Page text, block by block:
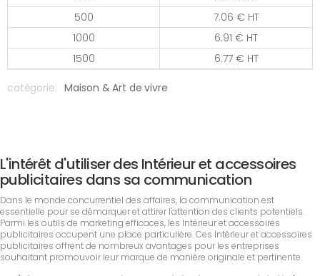
500
7.06 € HT
1000
6.91 € HT
1500
6.77 € HT
catégorie: Maison & Art de vivre
L'intérêt d'utiliser des Intérieur et accessoires
publicitaires dans sa communication
Dans le monde concurrentiel des affaires, la communication est
essentielle pour se démarquer et attirer l'attention des clients potentiels.
Parmi les outils de marketing efficaces, les Intérieur et accessoires
publicitaires occupent une place particulière. Ces Intérieur et accessoires
publicitaires offrent de nombreux avantages pour les entreprises
souhaitant promouvoir leur marque de manière originale et pertinente.